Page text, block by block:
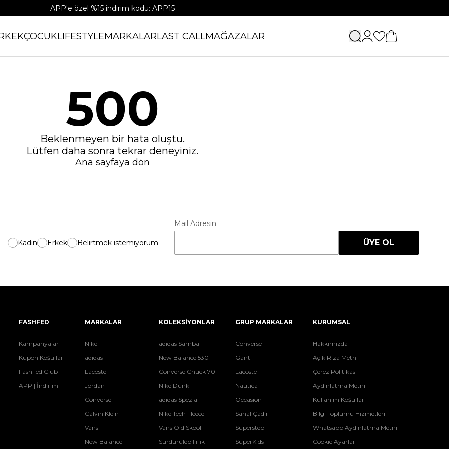
APP'e özel %15 indirim kodu: APP15
ÇOCUKLIFESTYLEMARKALARLAST CALLMAĞAZALAR
500
Beklenmeyen bir hata oluştu.
Lütfen daha sonra tekrar deneyiniz.
Ana sayfaya dön
Kadın Erkek Belirtmek istemiyorum
Mail Adresin
ÜYE OL
FASHFED
Kampanyalar
Kupon Koşulları
FashFed Club
APP | İndirim
MARKALAR
Nike
adidas
Lacoste
Jordan
Converse
Calvin Klein
Vans
New Balance
KOLEKSİYONLAR
adidas Samba
New Balance 530
Converse Chuck 70
Nike Dunk
adidas Spezial
Nike Tech Fleece
Vans Old Skool
Sürdürülebilirlik
GRUP MARKALAR
Converse
Gant
Lacoste
Nautica
Occasion
Sanal Çadır
Superstep
SuperKids
KURUMSAL
Hakkımızda
Açık Rıza Metni
Çerez Politikası
Aydınlatma Metni
Kullanım Koşulları
Bilgi Toplumu Hizmetleri
Whatsapp Aydınlatma Metni
Cookie Ayarları